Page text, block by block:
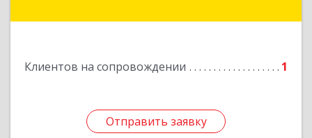
Клиентов на сопровождении 1
Отправить заявку
Отправить заявку